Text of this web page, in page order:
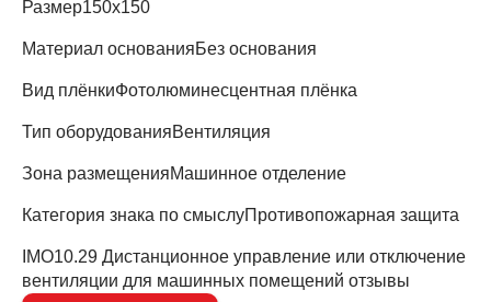
Размер150х150
Материал основанияБез основания
Вид плёнкиФотолюминесцентная плёнка
Тип оборудованияВентиляция
Зона размещенияМашинное отделение
Категория знака по смыслуПротивопожарная защита
IMO10.29 Дистанционное управление или отключение
вентиляции для машинных помещений отзывы